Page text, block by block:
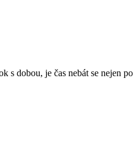
dobou, je čas nebát se nejen